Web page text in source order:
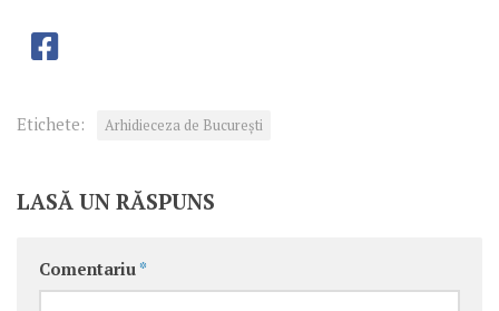
Etichete: Arhidieceza de București
LASĂ UN RĂSPUNS
Comentariu *